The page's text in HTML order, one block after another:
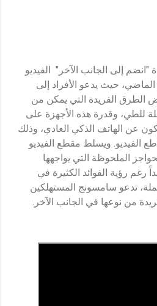
"انضم إلى الجانب الآخر" الفيديو
حيث يدعو الأفراد إلى
الطرق الفريدة التي يمكن من
للطي، وقدرة هذه الأجهزة على
عن الهاتف الذكي العادي، وذلك
الفيديو. ويسلط مقطع الفيديو
الملحوظة التي يواجهها
رغم رؤية الفوائد الكثيرة في
تدعو سامسونج المستهلكين
من نوعها في الجانب الآخر.